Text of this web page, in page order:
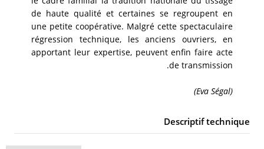
de haute qualité et certaines se regroupent en
une petite coopérative. Malgré cette spectaculaire
régression technique, les anciens ouvriers, en
apportant leur expertise, peuvent enfin faire acte
de transmission.
(Eva Ségal)
Descriptif technique